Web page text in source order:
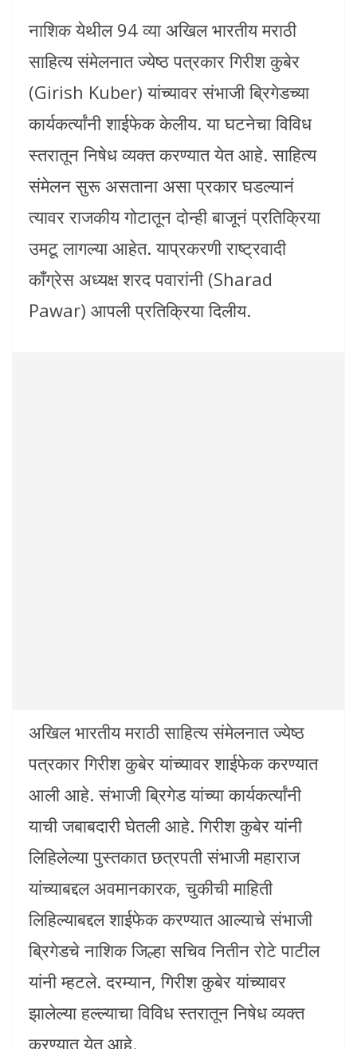
नाशिक येथील 94 व्या अखिल भारतीय मराठी
साहित्य संमेलनात ज्येष्ठ पत्रकार गिरीश कुबेर
(Girish Kuber) यांच्यावर संभाजी ब्रिगेडच्या
कार्यकर्त्यांनी शाईफेक केलीय. या घटनेचा विविध
स्तरातून निषेध व्यक्त करण्यात येत आहे. साहित्य
संमेलन सुरू असताना असा प्रकार घडल्यानं
त्यावर राजकीय गोटातून दोन्ही बाजूनं प्रतिक्रिया
उमटू लागल्या आहेत. याप्रकरणी राष्ट्रवादी
काँग्रेस अध्यक्ष शरद पवारांनी (Sharad
Pawar) आपली प्रतिक्रिया दिलीय.
अखिल भारतीय मराठी साहित्य संमेलनात ज्येष्ठ
पत्रकार गिरीश कुबेर यांच्यावर शाईफेक करण्यात
आली आहे. संभाजी ब्रिगेड यांच्या कार्यकर्त्यांनी
याची जबाबदारी घेतली आहे. गिरीश कुबेर यांनी
लिहिलेल्या पुस्तकात छत्रपती संभाजी महाराज
यांच्याबद्दल अवमानकारक, चुकीची माहिती
लिहिल्याबद्दल शाईफेक करण्यात आल्याचे संभाजी
ब्रिगेडचे नाशिक जिल्हा सचिव नितीन रोटे पाटील
यांनी म्हटले. दरम्यान, गिरीश कुबेर यांच्यावर
झालेल्या हल्ल्याचा विविध स्तरातून निषेध व्यक्त
करण्यात येत आहे.